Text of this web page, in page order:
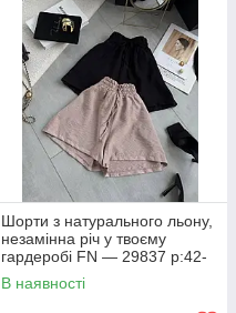
Шорти з натурального льону,
незамінна річ у твоєму
гардеробі FN — 29837 р:42-
46,48-52
В наявності